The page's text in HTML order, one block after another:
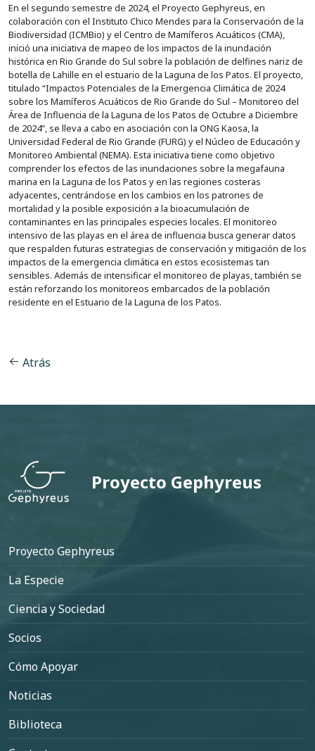
En el segundo semestre de 2024, el Proyecto Gephyreus, en
colaboración con el Instituto Chico Mendes para la Conservación de la
Biodiversidad (ICMBio) y el Centro de Mamíferos Acuáticos (CMA),
inició una iniciativa de mapeo de los impactos de la inundación
histórica en Rio Grande do Sul sobre la población de delfines nariz de
botella de Lahille en el estuario de la Laguna de los Patos. El proyecto,
titulado “Impactos Potenciales de la Emergencia Climática de 2024
sobre los Mamíferos Acuáticos de Rio Grande do Sul – Monitoreo del
Área de Influencia de la Laguna de los Patos de Octubre a Diciembre
de 2024”, se lleva a cabo en asociación con la ONG Kaosa, la
Universidad Federal de Rio Grande (FURG) y el Núcleo de Educación y
Monitoreo Ambiental (NEMA). Esta iniciativa tiene como objetivo
comprender los efectos de las inundaciones sobre la megafauna
marina en la Laguna de los Patos y en las regiones costeras
adyacentes, centrándose en los cambios en los patrones de
mortalidad y la posible exposición a la bioacumulación de
contaminantes en las principales especies locales. El monitoreo
intensivo de las playas en el área de influencia busca generar datos
que respalden futuras estrategias de conservación y mitigación de los
impactos de la emergencia climática en estos ecosistemas tan
sensibles. Además de intensificar el monitoreo de playas, también se
están reforzando los monitoreos embarcados de la población
residente en el Estuario de la Laguna de los Patos.
Atrás
Proyecto Gephyreus
Pie de página
Proyecto Gephyreus
La Especie
Ciencia y Sociedad
Socios
Cómo Apoyar
Noticias
Biblioteca